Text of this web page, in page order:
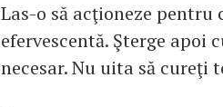
Las-o să acţioneze
efervescentă. Şterge apoi
necesar. Nu uita să cureţi